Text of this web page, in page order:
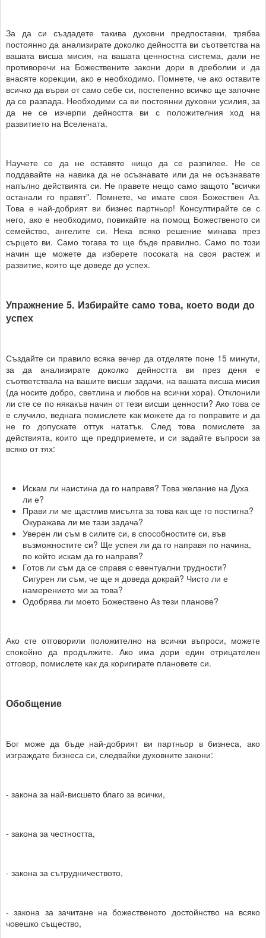
За да си създадете такива духовни предпоставки, трябва
постоянно да анализирате доколко дейността ви съответства на
вашата висша мисия, на вашата ценностна система, дали не
противоречи на Божествените закони дори в дреболии и да
внасяте корекции, ако е необходимо. Помнете, че ако оставите
всичко да върви от само себе си, постепенно всичко ще започне
да се разпада. Необходими са ви постоянни духовни усилия, за
да не се изчерпи дейността ви с положителния ход на
развитието на Вселената.
Научете се да не оставяте нищо да се разпилее. Не се
поддавайте на навика да не осъзнавате или да не осъзнавате
напълно действията си. Не правете нещо само защото "всички
останали го правят". Помнете, че имате своя Божествен Аз.
Това е най-добрият ви бизнес партньор! Консултирайте се с
него, ако е необходимо, повикайте на помощ Божественото си
семейство, ангелите си. Нека всяко решение минава през
сърцето ви. Само тогава то ще бъде правилно. Само по този
начин ще можете да изберете посоката на своя растеж и
развитие, която ще доведе до успех.
Упражнение 5. Избирайте само това, което води до
успех
Създайте си правило всяка вечер да отделяте поне 15 минути,
за да анализирате доколко дейността ви през деня е
съответствала на вашите висши задачи, на вашата висша мисия
(да носите добро, светлина и любов на всички хора). Отклонили
ли сте се по някакъв начин от тези висши ценности? Ако това се
е случило, веднага помислете как можете да го поправите и да
не го допускате оттук нататък. След това помислете за
действията, които ще предприемете, и си задайте въпроси за
всяко от тях:
Искам ли наистина да го направя? Това желание на Духа
ли е?
Прави ли ме щастлив мисълта за това как ще го постигна?
Окуражава ли ме тази задача?
Уверен ли съм в силите си, в способностите си, във
възможностите си? Ще успея ли да го направя по начина,
по който искам да го направя?
Готов ли съм да се справя с евентуални трудности?
Сигурен ли съм, че ще я доведа докрай? Чисто ли е
намерението ми за това?
Одобрява ли моето Божествено Аз тези планове?
Ако сте отговорили положително на всички въпроси, можете
спокойно да продължите. Ако има дори един отрицателен
отговор, помислете как да коригирате плановете си.
Обобщение
Бог може да бъде най-добрият ви партньор в бизнеса, ако
изграждате бизнеса си, следвайки духовните закони:
- закона за най-висшето благо за всички,
- закона за честността,
- закона за сътрудничеството,
- закона за зачитане на божественото достойнство на всяко
човешко същество,